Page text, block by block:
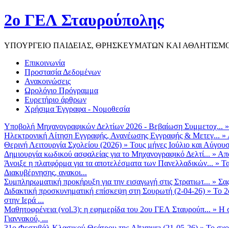
2ο ΓΕΛ Σταυρούπολης
ΥΠΟΥΡΓΕΙΟ ΠΑΙΔΕΙΑΣ, ΘΡΗΣΚΕΥΜΑΤΩΝ ΚΑΙ
Επικοινωνία
Προστασία Δεδομένων
Ανακοινώσεις
Ωρολόγιο Πρόγραμμα
Ευρετήριο άρθρων
Χρήσιμα Έγγραφα - Νομοθεσία
Υποβολή Μηχανογραφικών Δελτίων 2026 - Βεβαίωση Συμμετοχ...
Ηλεκτρονική Αίτηση Εγγραφής, Ανανέωσης Εγγραφής & Μετεγ... »
Θερινή Λειτουργία Σχολείου (2026) » Τους μήνες Ιούλιο και
Δημιουργία κωδικού ασφαλείας για το Μηχανογραφικό Δελτί... »
Άνοιξε η πλατφόρμα για τα αποτελέσματα των Πανελλαδικών... »
Διακυβέρνησης, ανακοι...
Συμπληρωματική προκήρυξη για την εισαγωγή στις Στρατιωτ... »
Διδακτική προσκυνηματική επίσκεψη στη Σουρωτή (2-04-26) » Το
στην Ιερά ...
Μαθητοφρένεια (vol.3): η εφημερίδα του 2ου ΓΕΛ Σταυρούπ... » Η
Γιαννακού, ...